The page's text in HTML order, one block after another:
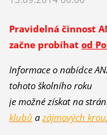
Pravidelná činnost
začne probíhat od
Informace o nabídce
tohoto školního roku
je možné získat na
klubů azájmových